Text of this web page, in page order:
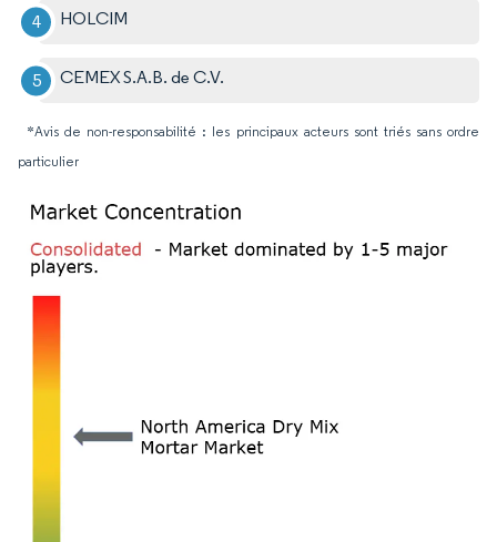
HOLCIM
CEMEX S.A.B. de C.V.
*Avis de non-responsabilité : les principaux acteurs sont triés sans ordre
particulier